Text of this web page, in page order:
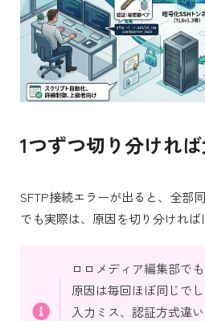
1つずつ切り分けれ
SFTP接続エラーが出ると、全部
でも実際は、原因を切り分ければ
ロロメディア編集部で
原因は毎回ほぼ同じでし
入力ミス、認証方式違